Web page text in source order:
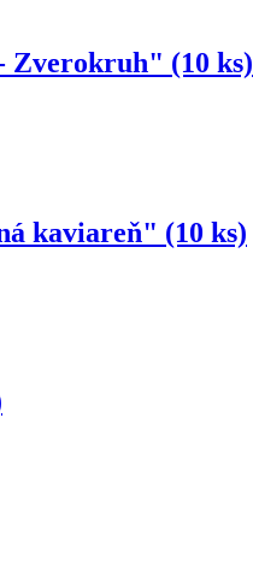
Zverokruh" (10 ks)
kaviareň" (10 ks)